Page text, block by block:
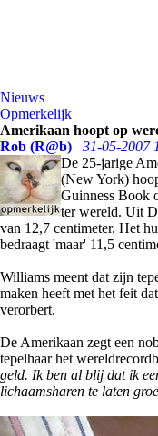
Nieuws
Opmerkelijk
Amerikaan hoopt op
Rob (R@b)
31-05-2007
De 25-jarige
(New York)
Guinness Book
ter wereld. Uit
van 12,7 centimeter. Het
bedraagt 'maar' 11,5
Williams meent dat zijn
maken heeft met het feit
verorbert.
De Amerikaan zegt een
tepelhaar het
geld. Ik ben al blij dat ik
lichaamsharen te laten